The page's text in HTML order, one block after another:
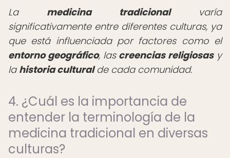
La medicina tradicionalvaría
significativamente entre diferentes culturas, ya
que está influenciada por factores como el
entorno geográfico, las creencias religiosasy
la historia culturalde cada comunidad.
4. ¿Cuál es la importancia de
entender la terminología de la
medicina tradicional en diversas
culturas?